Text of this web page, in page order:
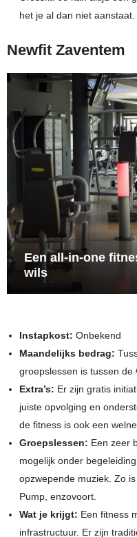
het je al dan niet aanstaat.
Newfit Zaventem
Een all-in-one
wils
Instapkost: Onbekend
Maandelijks bedrag:
groepslessen is tussen de
Extra’s: Er zijn gratis
juiste opvolging en
de fitness is ook een
Groepslessen: Een zeer
mogelijk onder
opzwepende muziek. Zo
Pump, enzovoort.
Wat je krijgt: Een fitness
infrastructuur. Er zijn